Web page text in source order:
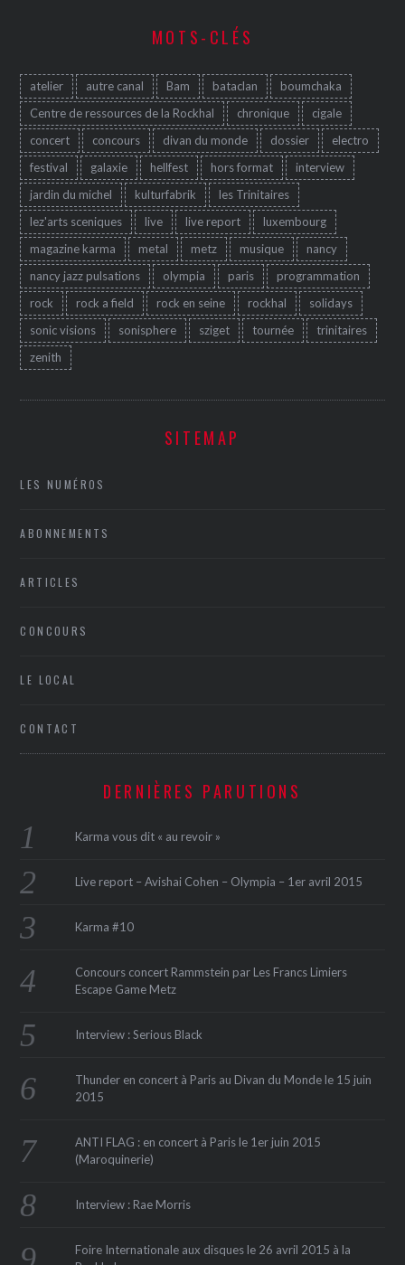
MOTS-CLÉS
atelier autre canal Bam bataclan
boumchaka
Centre de ressources de la Rockhal
chronique
cigale
concert
concours divan du monde dossier
electro
festival
galaxie hellfest hors format
interview
jardin du michel
kulturfabrik
les Trinitaires
lez'arts sceniques
live live report
luxembourg
magazine karma
metal metz musique
nancy
nancy jazz pulsations
olympia paris
programmation
rock
rock a field rock en seine rockhal
solidays
sonic visions
sonisphere sziget tournée
trinitaires
zenith
SITEMAP
LES NUMÉROS
ABONNEMENTS
ARTICLES
CONCOURS
LE LOCAL
CONTACT
DERNIÈRES PARUTIONS
Karma vous dit « au revoir »
Live report – Avishai Cohen – Olympia – 1er avril 2015
Karma #10
Concours concert Rammstein par Les Francs Limiers
Escape Game Metz
Interview : Serious Black
Thunder en concert à Paris au Divan du Monde le 15 juin
2015
ANTI FLAG : en concert à Paris le 1er juin 2015
(Maroquinerie‏)
Interview : Rae Morris
Foire Internationale aux disques le 26 avril 2015 à la